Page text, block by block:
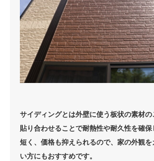
サイディングとは外壁に使う板状の素材
貼り合わせることで耐熱性や耐久性を確
短く、価格も抑えられるので、家の外観を
い方にもおすすめです。